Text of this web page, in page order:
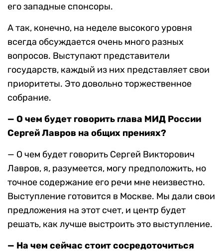
его западные спонсоры.
А так, конечно, на неделе высокого уровня
всегда обсуждается очень много разных
вопросов. Выступают представители
государств, каждый из них представляет свои
приоритеты. Это довольно торжественное
собрание.
— О чем будет говорить глава МИД России
Сергей Лавров на общих прениях?
— О чем будет говорить Сергей Викторович
Лавров, я, разумеется, могу предположить, но
точное содержание его речи мне неизвестно.
Выступление готовится в Москве. Мы дали свои
предложения на этот счет, и центр будет
решать, как лучше выстроить это выступление.
— На чем сейчас стоит сосредоточиться